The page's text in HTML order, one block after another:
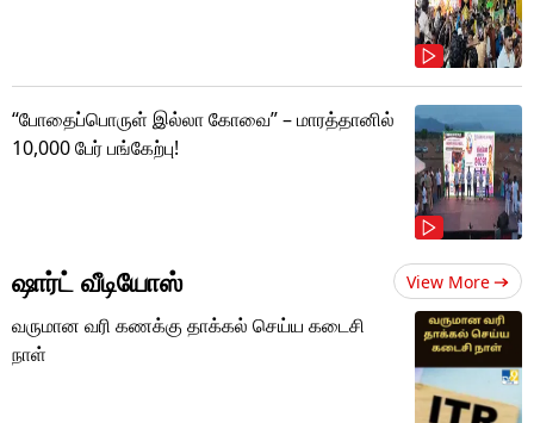
“போதைப்பொருள் இல்லா கோவை” – மாரத்தானில்
10,000 பேர் பங்கேற்பு!
ஷார்ட் வீடியோஸ் View More
வருமான வரி கணக்கு தாக்கல் செய்ய கடைசி
நாள்